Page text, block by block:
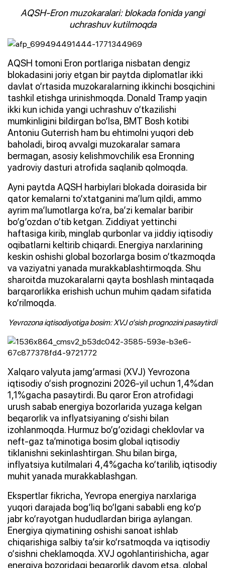
AQSH-Eron muzokaralari: blokada fonida yangi
uchrashuv kutilmoqda
AQSH tomoni Eron portlariga nisbatan dengiz
blokadasini joriy etgan bir paytda diplomatlar ikki
davlat o‘rtasida muzokaralarning ikkinchi bosqichini
tashkil etishga urinishmoqda. Donald Tramp yaqin
ikki kun ichida yangi uchrashuv o‘tkazilishi
mumkinligini bildirgan bo‘lsa, BMT Bosh kotibi
Antoniu Guterrish ham bu ehtimolni yuqori deb
baholadi, biroq avvalgi muzokaralar samara
bermagan, asosiy kelishmovchilik esa Eronning
yadroviy dasturi atrofida saqlanib qolmoqda.
Ayni paytda AQSH harbiylari blokada doirasida bir
qator kemalarni to‘xtatganini ma’lum qildi, ammo
ayrim ma’lumotlarga ko‘ra, ba’zi kemalar baribir
bo‘g‘ozdan o‘tib ketgan. Ziddiyat yettinchi
haftasiga kirib, minglab qurbonlar va jiddiy iqtisodiy
oqibatlarni keltirib chiqardi. Energiya narxlarining
keskin oshishi global bozorlarga bosim o‘tkazmoqda
va vaziyatni yanada murakkablashtirmoqda. Shu
sharoitda muzokaralarni qayta boshlash mintaqada
barqarorlikka erishish uchun muhim qadam sifatida
ko‘rilmoqda.
Yevrozona iqtisodiyotiga bosim: XVJ o‘sish prognozini pasaytirdi
Xalqaro valyuta jamg‘armasi (XVJ) Yevrozona
iqtisodiy o‘sish prognozini 2026-yil uchun 1,4%dan
1,1%gacha pasaytirdi. Bu qaror Eron atrofidagi
urush sabab energiya bozorlarida yuzaga kelgan
beqarorlik va inflyatsiyaning o‘sishi bilan
izohlanmoqda. Hurmuz bo‘g‘ozidagi cheklovlar va
neft-gaz ta’minotiga bosim global iqtisodiy
tiklanishni sekinlashtirgan. Shu bilan birga,
inflyatsiya kutilmalari 4,4%gacha ko‘tarilib, iqtisodiy
muhit yanada murakkablashgan.
Ekspertlar fikricha, Yevropa energiya narxlariga
yuqori darajada bog‘liq bo‘lgani sababli eng ko‘p
jabr ko‘rayotgan hududlardan biriga aylangan.
Energiya qiymatining oshishi sanoat ishlab
chiqarishiga salbiy ta’sir ko‘rsatmoqda va iqtisodiy
o‘sishni cheklamoqda. XVJ ogohlantirishicha, agar
energiya bozoridagi beqarorlik davom etsa, global